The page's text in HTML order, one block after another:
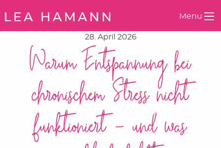
Menu
28. April 2026
Warum Entspannung bei
chronischem Stress nicht
funktioniert – und was